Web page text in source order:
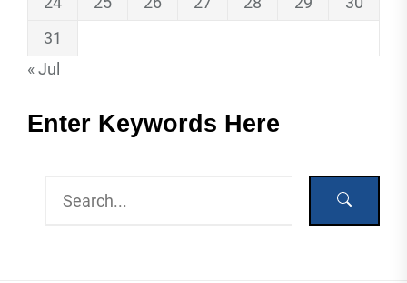
31
« Jul
Enter Keywords Here